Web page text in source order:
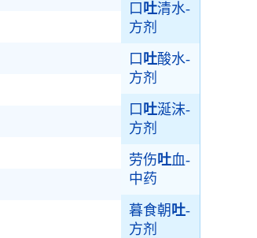
口 吐清水-
方剂
口 吐酸水-
方剂
口 吐涎沫-
方剂
劳伤吐血-
中药
暮食朝吐-
方剂